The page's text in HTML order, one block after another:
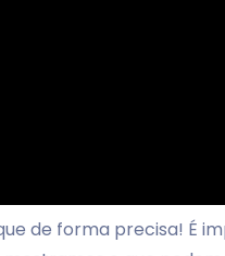
de forma precisa! É